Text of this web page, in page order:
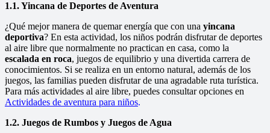
1.1. Yincana de Deportes de Aventura
¿Qué mejor manera de quemar energía que con una yincana
deportiva? En esta actividad, los niños podrán disfrutar de deportes
al aire libre que normalmente no practican en casa, como la
escalada en roca, juegos de equilibrio y una divertida carrera de
conocimientos. Si se realiza en un entorno natural, además de los
juegos, las familias pueden disfrutar de una agradable ruta turística.
Para más actividades al aire libre, puedes consultar opciones en
Actividades de aventura para niños.
1.2. Juegos de Rumbos y Juegos de Agua